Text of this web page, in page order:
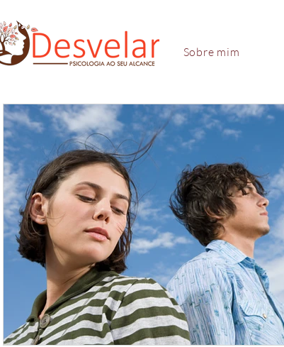
Sobre mim